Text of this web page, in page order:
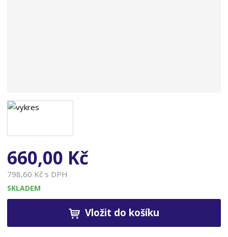
660,00 Kč
798,60 Kč s DPH
SKLADEM
Vložit do košíku